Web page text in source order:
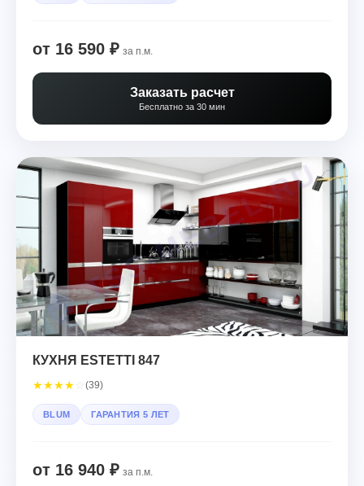
от 16 590 ₽ за п.м.
Заказать расчет
Бесплатно за 30 мин
КУХНЯ ESTETTI 847
★★★★ (39)
BLUM ГАРАНТИЯ 5 ЛЕТ
от 16 940 ₽ за п.м.